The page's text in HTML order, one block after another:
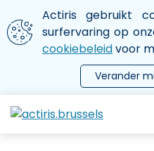
Aller au contenu principal
We gebruiken cookies
Actiris gebruikt
surfervaring op
cookiebeleidvoor
Verander
le menu